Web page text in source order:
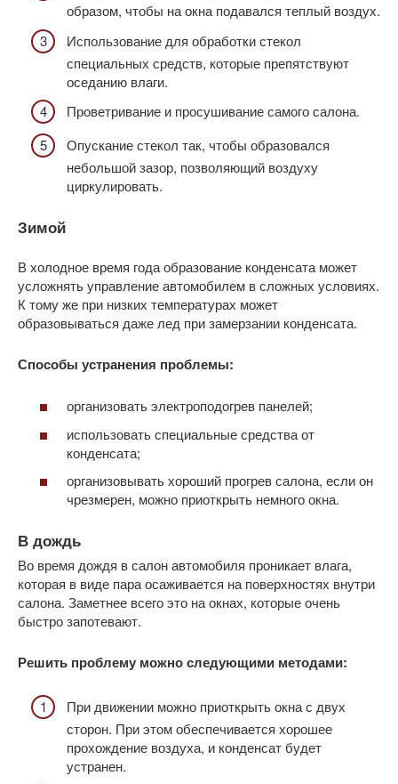
образом, чтобы на окна подавался теплый воздух.
Использование для обработки стекол
специальных средств, которые препятствуют
оседанию влаги.
Проветривание и просушивание самого салона.
Опускание стекол так, чтобы образовался
небольшой зазор, позволяющий воздуху
циркулировать.
Зимой
В холодное время года образование конденсата может
усложнять управление автомобилем в сложных условиях.
К тому же при низких температурах может
образовываться даже лед при замерзании конденсата.
Способы устранения проблемы:
организовать электроподогрев панелей;
использовать специальные средства от
конденсата;
организовывать хороший прогрев салона, если он
чрезмерен, можно приоткрыть немного окна.
В дождь
Во время дождя в салон автомобиля проникает влага,
которая в виде пара осаживается на поверхностях внутри
салона. Заметнее всего это на окнах, которые очень
быстро запотевают.
Решить проблему можно следующими методами:
При движении можно приоткрыть окна с двух
сторон. При этом обеспечивается хорошее
прохождение воздуха, и конденсат будет
устранен.